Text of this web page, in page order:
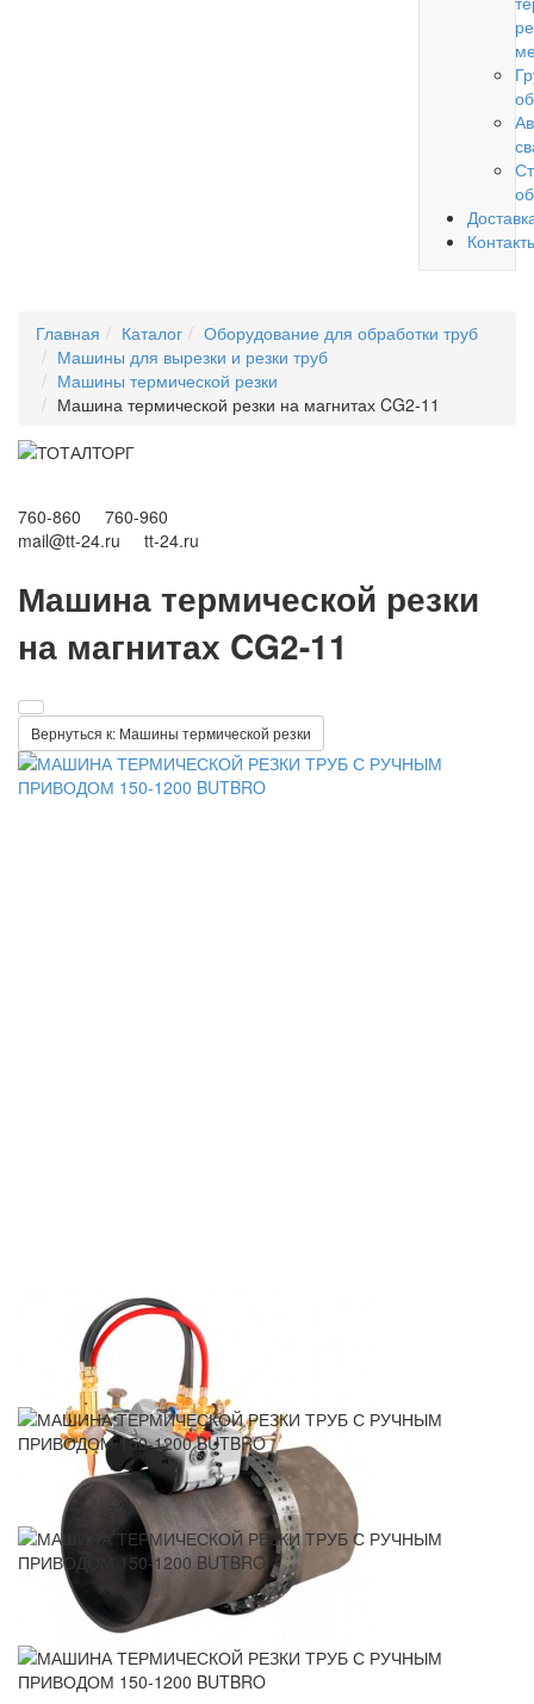
Главная Каталог
Оборудование для обработки труб
Машины для вырезки и резки труб
Машины термической резки
Машина термической резки на магнитах CG2-11
760-860 760-960
mail@tt-24.ru tt-24.ru
Машина термической резки
на магнитах CG2-11
Вернуться к: Машины термической резки